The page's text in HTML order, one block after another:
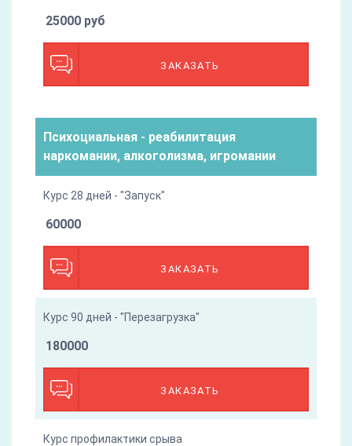
ЗАКАЗАТЬ
25000 руб
Психоциальная - реабилитация
наркомании, алкоголизма, игромании
Курс 28 дней - "Запуск"
ЗАКАЗАТЬ
60000
Курс 90 дней - "Перезагрузка"
ЗАКАЗАТЬ
180000
Курс профилактики срыва